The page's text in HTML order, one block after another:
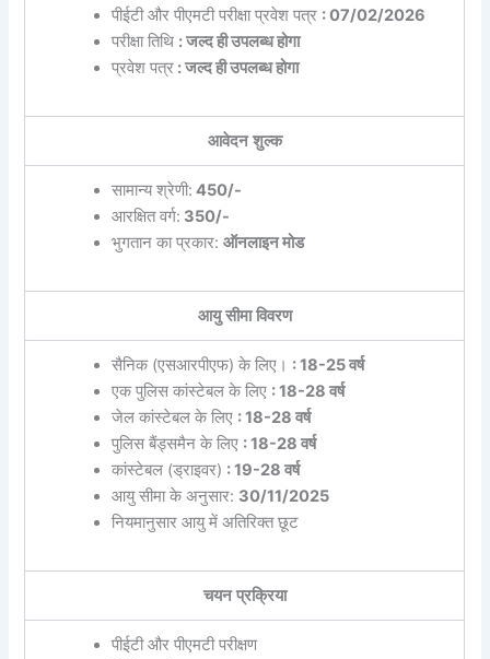
पीईटी और पीएमटी परीक्षा प्रवेश पत्र : 07/02/2026
परीक्षा तिथि : जल्द ही उपलब्ध होगा
प्रवेश पत्र: जल्द ही उपलब्ध होगा
आवेदन शुल्क
सामान्य श्रेणी: 450/-
आरक्षित वर्ग: 350/-
भुगतान का प्रकार: ऑनलाइन मोड
आयु सीमा विवरण
सैनिक (एसआरपीएफ) के लिए। : 18-25 वर्ष
एक पुलिस कांस्टेबल के लिए : 18-28 वर्ष
जेल कांस्टेबल के लिए : 18-28 वर्ष
पुलिस बैंड्समैन के लिए : 18-28 वर्ष
कांस्टेबल (ड्राइवर) : 19-28 वर्ष
आयु सीमा के अनुसार: 30/11/2025
नियमानुसार आयु में अतिरिक्त छूट
चयन प्रक्रिया
पीईटी और पीएमटी परीक्षण